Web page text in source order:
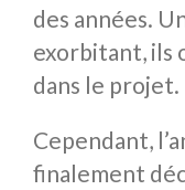
des années.
exorbitant, ils
dans le projet.
Cependant,
finalement